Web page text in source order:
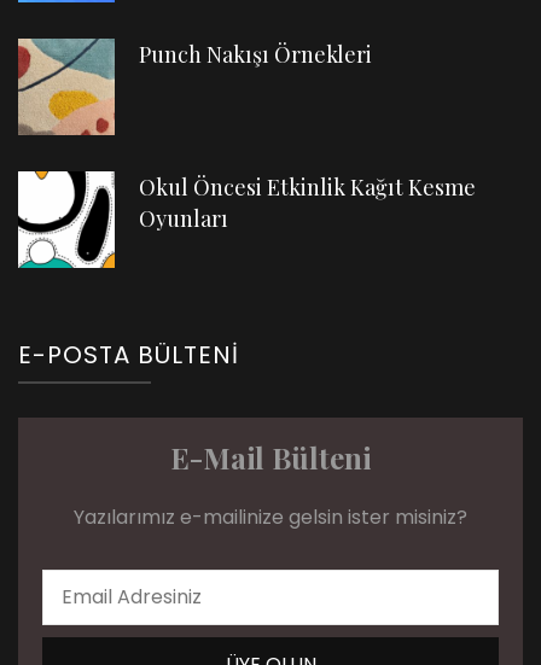
Punch Nakışı Örnekleri
Okul Öncesi Etkinlik Kağıt Kesme
Oyunları
E-POSTA BÜLTENI
E-Mail Bülteni
Yazılarımız e-mailinize gelsin ister misiniz?